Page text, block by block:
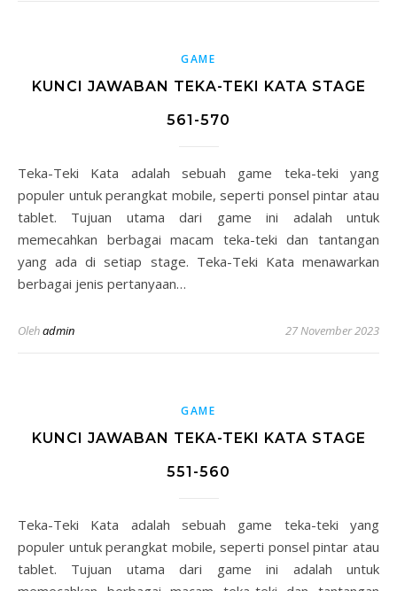
GAME
KUNCI JAWABAN TEKA-TEKI KATA STAGE
561-570
Teka-Teki Kata adalah sebuah game teka-teki yang
populer untuk perangkat mobile, seperti ponsel pintar atau
tablet. Tujuan utama dari game ini adalah untuk
memecahkan berbagai macam teka-teki dan tantangan
yang ada di setiap stage. Teka-Teki Kata menawarkan
berbagai jenis pertanyaan…
Olehadmin 27 November 2023
GAME
KUNCI JAWABAN TEKA-TEKI KATA STAGE
551-560
Teka-Teki Kata adalah sebuah game teka-teki yang
populer untuk perangkat mobile, seperti ponsel pintar atau
tablet. Tujuan utama dari game ini adalah untuk